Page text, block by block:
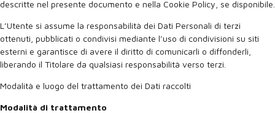
descritte nel presente documento e nella Cookie Policy, se disponibile.
L’Utente si assume la responsabilità dei Dati Personali di terzi
ottenuti, pubblicati o condivisi mediante l’uso di condivisioni su siti
esterni e garantisce di avere il diritto di comunicarli o diffonderli,
liberando il Titolare da qualsiasi responsabilità verso terzi.
Modalità e luogo del trattamento dei Dati raccolti
Modalità di trattamento